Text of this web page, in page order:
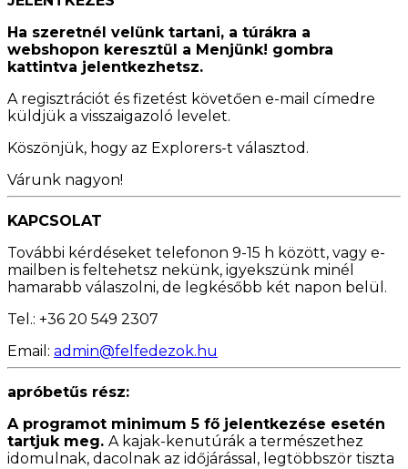
Ha szeretnél velünk tartani, a túrákra a
webshopon keresztül a Menjünk! gombra
kattintva jelentkezhetsz.
A regisztrációt és fizetést követően e-mail címedre
küldjük a visszaigazoló levelet.
Köszönjük, hogy az Explorers-t választod.
Várunk nagyon!
KAPCSOLAT
További kérdéseket telefonon 9-15 h között, vagy e-
mailben is feltehetsz nekünk, igyekszünk minél
hamarabb válaszolni, de legkésőbb két napon belül.
Tel.: +36 20 549 2307
Email: admin@felfedezok.hu
apróbetűs rész:
A programot minimum 5 fő jelentkezése esetén
tartjuk meg. A kajak-kenutúrák a természethez
idomulnak, dacolnak az időjárással, legtöbbször tiszta